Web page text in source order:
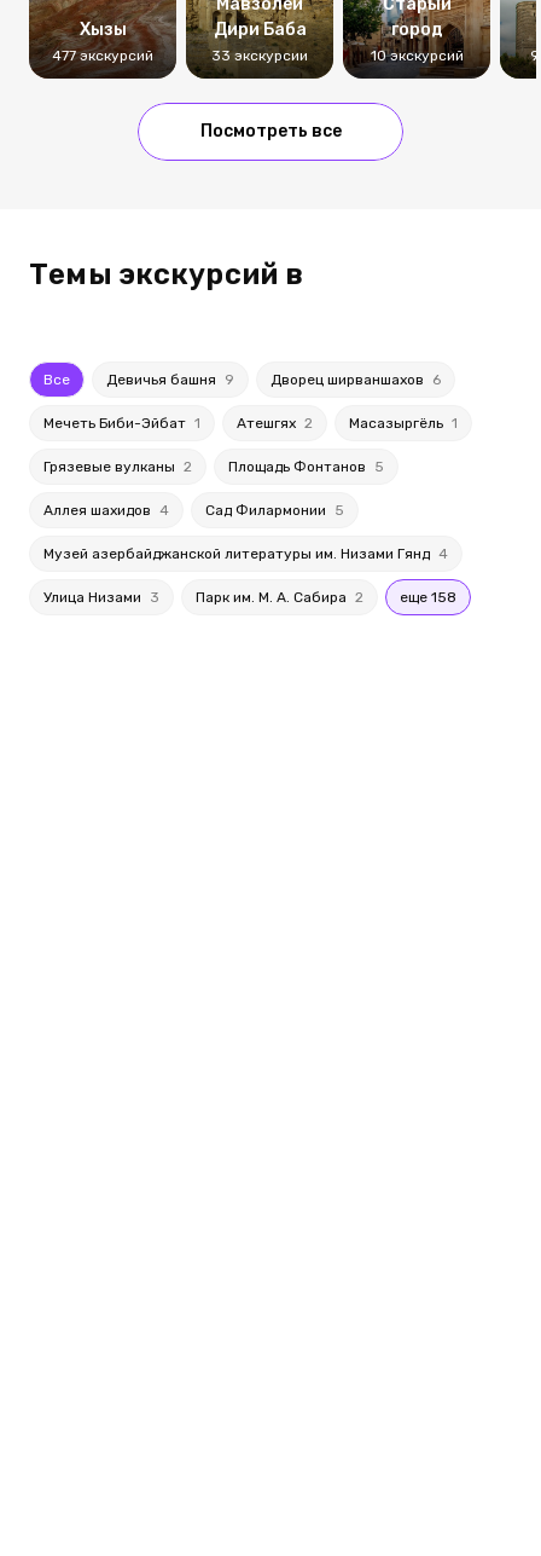
Хызы
477 экскурсий
Дири Баба
33 экскурсии
город
10 экскурсий 9
Посмотреть все
Темы экскурсий в
Все Девичья башня 9 Дворец ширваншахов 6
Мечеть Биби-Эйбат 1 Атешгях 2 Масазыргёль 1
Грязевые вулканы 2 Площадь Фонтанов 5
Аллея шахидов 4 Сад Филармонии 5
Музей азербайджанской литературы им. Низами Гянд 4
Улица Низами 3 Парк им. М. А. Сабира 2 еще 158